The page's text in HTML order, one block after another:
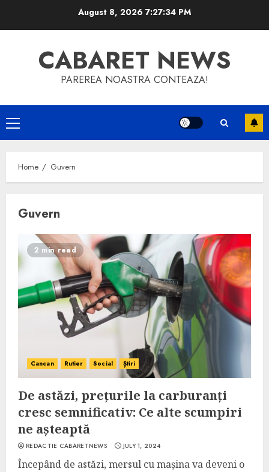
August 8, 2026 7:27:35 PM
CABARET NEWS
PAREREA NOASTRA CONTEAZA!
Primary
Menu
Home Guvern
Guvern
2 min read
Cancan Rutier Social Știri
De astăzi, prețurile la carburanți
cresc semnificativ: Ce alte scumpiri
ne așteaptă
REDACTIE CABARETNEWS JULY 1, 2024
Începând de astăzi, mersul cu mașina va deveni o